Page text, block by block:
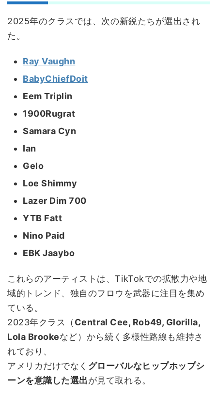
2025年のクラスでは、次の新鋭たちが選出され
た。
Ray Vaughn
BabyChiefDoit
Eem Triplin
1900Rugrat
Samara Cyn
Ian
Gelo
Loe Shimmy
Lazer Dim 700
YTB Fatt
Nino Paid
EBK Jaaybo
これらのアーティストは、TikTokでの拡散力や地
域的トレンド、独自のフロウを武器に注目を集め
ている。
2023年クラス（ Central Cee, Rob49, Glorilla,
Lola Brookeなど）から続く多様性路線も維持さ
れており、
アメリカだけでなく グローバルなヒップホップシ
ーンを意識した選出が見て取れる。